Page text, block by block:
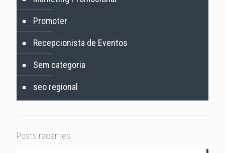
Promoter
Recepcionista de Eventos
Sem categoria
seo regional
Posts recentes